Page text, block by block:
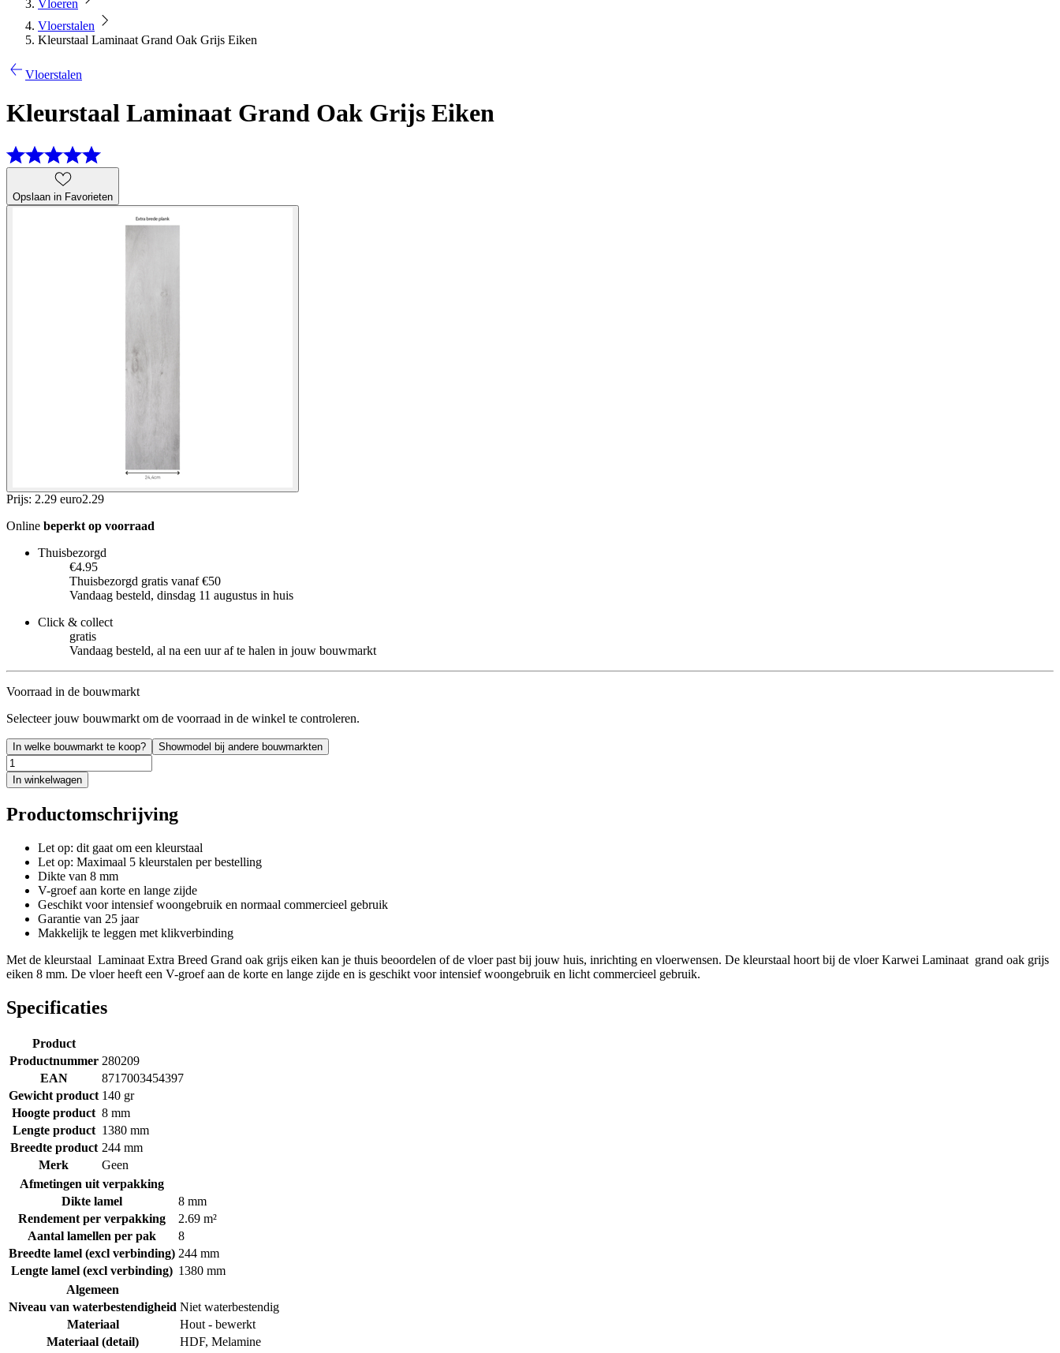
Vloeren
Vloerstalen
Kleurstaal Laminaat Grand Oak Grijs Eiken
Vloerstalen
Kleurstaal Laminaat Grand Oak Grijs Eiken
Opslaan in Favorieten
Prijs: 2.29 euro2.29
Online beperkt op voorraad
Thuisbezorgd
€4.95
Thuisbezorgd gratis vanaf €50
Vandaag besteld, dinsdag 11 augustus in huis
Click & collect
gratis
Vandaag besteld, al na een uur af te halen in jouw bouwmarkt
Voorraad in de bouwmarkt
Selecteer jouw bouwmarkt om de voorraad in de winkel te controleren.
In welke bouwmarkt te koop? Showmodel bij andere bouwmarkten
In winkelwagen
Productomschrijving
Let op: dit gaat om een kleurstaal
Let op: Maximaal 5 kleurstalen per bestelling
Dikte van 8 mm
V-groef aan korte en lange zijde
Geschikt voor intensief woongebruik en normaal commercieel gebruik
Garantie van 25 jaar
Makkelijk te leggen met klikverbinding
Met de kleurstaal Laminaat Extra Breed Grand oak grijs eiken kan je thuis beoordelen of de vloer past bij jouw huis, inrichting en vloerwensen. De kleurstaal hoort bij de vloer Karwei Laminaat grand oak grijs
eiken 8 mm. De vloer heeft een V-groef aan de korte en lange zijde en is geschikt voor intensief woongebruik en licht commercieel gebruik.
Specificaties
Product
Productnummer 280209
EAN
8717003454397
Gewicht product 140 gr
Hoogte product 8 mm
Lengte product 1380 mm
Breedte product 244 mm
Merk
Geen
Afmetingen uit verpakking
Dikte lamel
8 mm
Rendement per verpakking
2.69 m²
Aantal lamellen per pak
8
Breedte lamel (excl verbinding) 244 mm
Lengte lamel (excl verbinding) 1380 mm
Algemeen
Niveau van waterbestendigheid Niet waterbestendig
Materiaal
Hout - bewerkt
Materiaal (detail)
HDF, Melamine